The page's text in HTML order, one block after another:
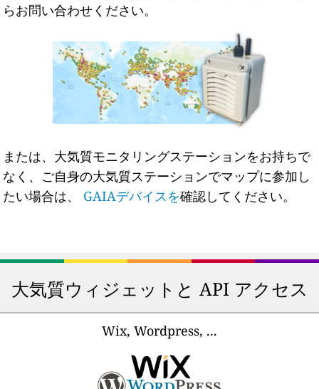
らお問い合わせください。
または、大気質モニタリングステーションをお持ちで
なく、ご自身の大気質ステーションでマップに参加し
たい場合は、 GAIAデバイスを確認してください。
大気質ウィジェットと API アクセス
Wix, Wordpress, ...